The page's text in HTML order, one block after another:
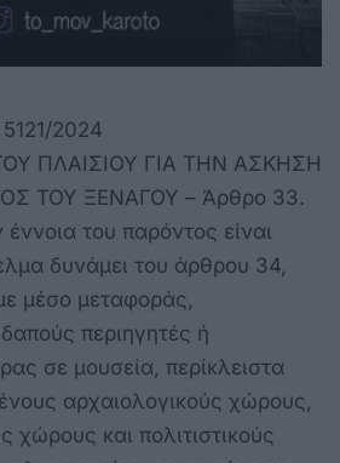
2024
ΠΛΑΙΣΙΟΥ ΓΙΑ ΤΗΝ ΑΣΚΗΣΗ
ΤΟΥ ΞΕΝΑΓΟΥ – Άρθρο 33.
του παρόντος είναι
δυνάμει του άρθρου 34,
μέσο μεταφοράς,
περιηγητές ή
σε μουσεία, περίκλειστα
αρχαιολογικούς χώρους,
χώρους και πολιτιστικούς